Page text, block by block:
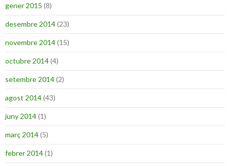
gener 2015 (8)
desembre 2014(23)
novembre 2014(15)
octubre 2014(4)
setembre 2014(2)
agost 2014(43)
juny 2014(1)
març 2014(5)
febrer 2014(1)